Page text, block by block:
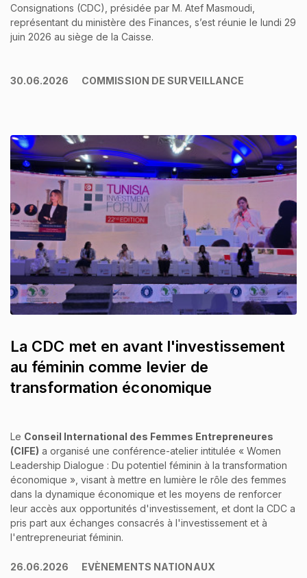
Consignations (CDC), présidée par M. Atef Masmoudi,
représentant du ministère des Finances, s’est réunie le lundi 29
juin 2026 au siège de la Caisse.
30.06.2026 COMMISSION DE SURVEILLANCE
La CDC met en avant l'investissement
au féminin comme levier de
transformation économique
Le Conseil International des Femmes Entrepreneures
(CIFE) a organisé une conférence-atelier intitulée « Women
Leadership Dialogue : Du potentiel féminin à la transformation
économique », visant à mettre en lumière le rôle des femmes
dans la dynamique économique et les moyens de renforcer
leur accès aux opportunités d'investissement, et dont la CDC a
pris part aux échanges consacrés à l'investissement et à
l'entrepreneuriat féminin.
26.06.2026 EVÈNEMENTS NATIONAUX